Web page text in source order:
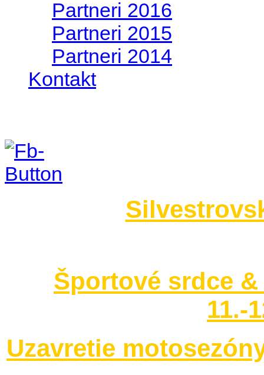
Partneri 2016
Partneri 2015
Partneri 2014
Kontakt
Športové srdce
11.-
Uzavretie